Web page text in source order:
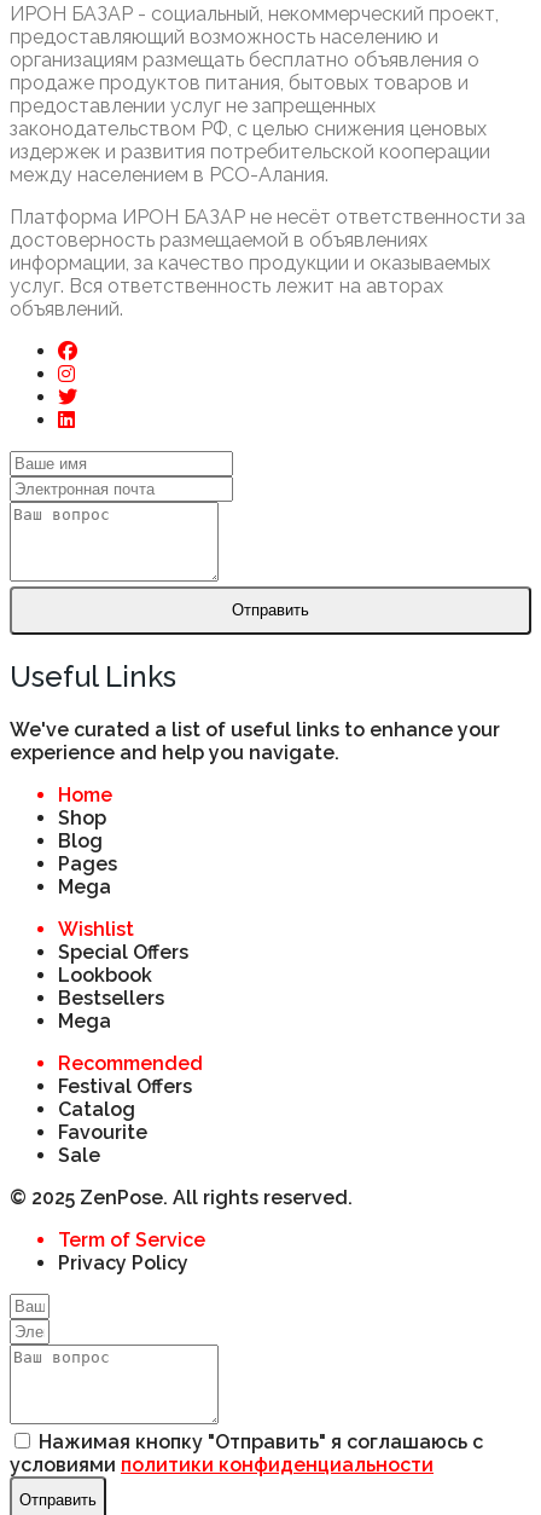
ИРОН БАЗАР - социальный, некоммерческий проект,
предоставляющий возможность населению и
организациям размещать бесплатно объявления о
продаже продуктов питания, бытовых товаров и
предоставлении услуг не запрещенных
законодательством РФ, с целью снижения ценовых
издержек и развития потребительской кооперации
между населением в РСО-Алания.
Платформа ИРОН БАЗАР не несёт ответственности за
достоверность размещаемой в объявлениях
информации, за качество продукции и оказываемых
услуг. Вся ответственность лежит на авторах
объявлений.
Отправить
Useful Links
We've curated a list of useful links to enhance your
experience and help you navigate.
Home
Shop
Blog
Pages
Mega
Wishlist
Special Offers
Lookbook
Bestsellers
Mega
Recommended
Festival Offers
Catalog
Favourite
Sale
© 2025 ZenPose. All rights reserved.
Term of Service
Privacy Policy
Нажимая кнопку "Отправить" я соглашаюсь с
условиями политики конфиденциальности
Отправить